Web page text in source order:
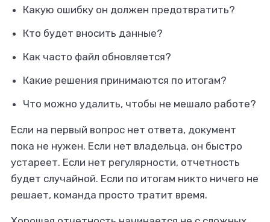
Какую ошибку он должен предотвратить?
Кто будет вносить данные?
Как часто файл обновляется?
Какие решения принимаются по итогам?
Что можно удалить, чтобы не мешало работе?
Если на первый вопрос нет ответа, документ
пока не нужен. Если нет владельца, он быстро
устареет. Если нет регулярности, отчетность
будет случайной. Если по итогам никто ничего не
решает, команда просто тратит время.